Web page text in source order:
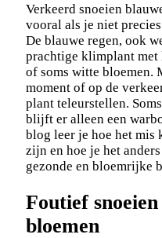
Verkeerd snoeien
vooral als je niet
De blauwe regen, ook
prachtige klimplant met
of soms witte bloemen.
moment of op de
plant teleurstellen.
blijft er alleen een
blog leer je hoe het mis
zijn en hoe je het
gezonde en bloemrijke
Foutief
bloemen